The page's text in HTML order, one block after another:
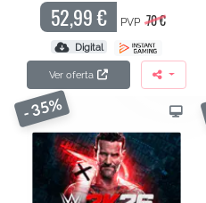
52,99 € PVP 70 €
Digital
Ver oferta
- 35%